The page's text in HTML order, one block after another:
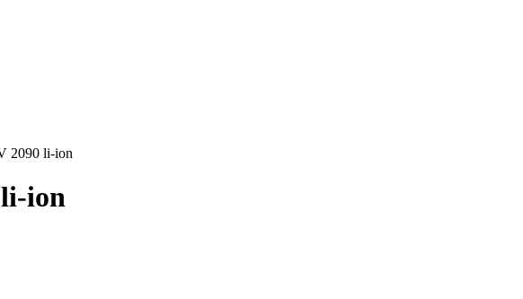
2090 li-ion
ion